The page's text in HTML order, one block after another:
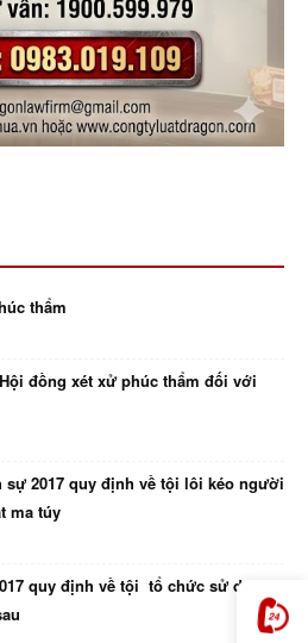
thẩm
đồng xét xử phúc thẩm đối với
sự 2017 quy định về tội lôi kéo người
ma túy
quy định về tội tổ chức sử dụng